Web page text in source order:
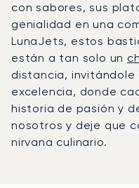
con sabores, sus
genialidad en una
LunaJets, estos
están a tan solo un
distancia,
excelencia, donde
historia de pasión y
nosotros y deje que
nirvana culinario.